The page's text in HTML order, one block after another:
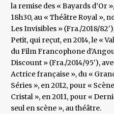
la remise des « Bayards d’Or
18h30, au « Théâtre Royal »,
Les Invisibles » (Fra./2018/
Petit, qui reçut, en 2014, le «
du Film Francophone
Discount » (Fra./2014/95′),
Actrice française », du «
Séries », en 2012, pour «
Cristal », en 2011, pour «
seul en scène », au théâtre.